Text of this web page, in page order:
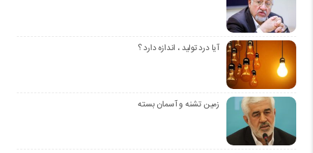
آیا درد تولید ، اندازه دارد ؟
زمین تشنه و آسمان بسته